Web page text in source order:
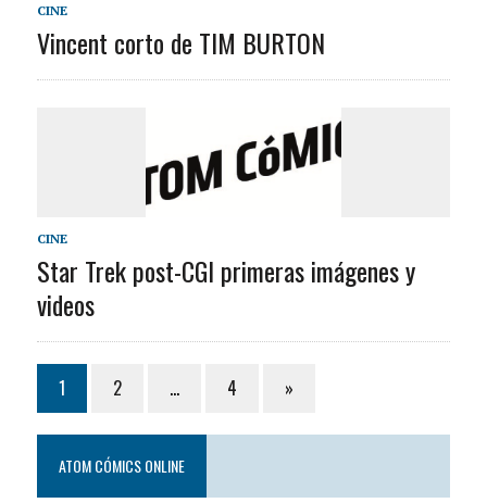
CINE
Vincent corto de TIM BURTON
CINE
Star Trek post-CGI primeras imágenes y
videos
1 2 … 4 »
ATOM CÓMICS ONLINE